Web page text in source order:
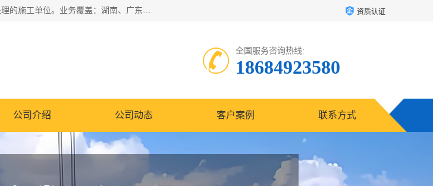
湖南业峻强夯基础工程有限公司是一家专业从事湖南强夯基础工程、强夯机租赁，地基处理的施工单位。业务覆盖：湖南、广东，江西等地。可承接1000KN.m-25000KN.m强夯（置换）工程。公司创始人是国内较早期从事强夯施工的建设者，经过多年的一步一个脚印的发展，在行业内具有较高的度和良好的口碑。 资质认证
全国服务咨询热线:
18684923580
公司介绍 公司动态 客户案例 联系方式